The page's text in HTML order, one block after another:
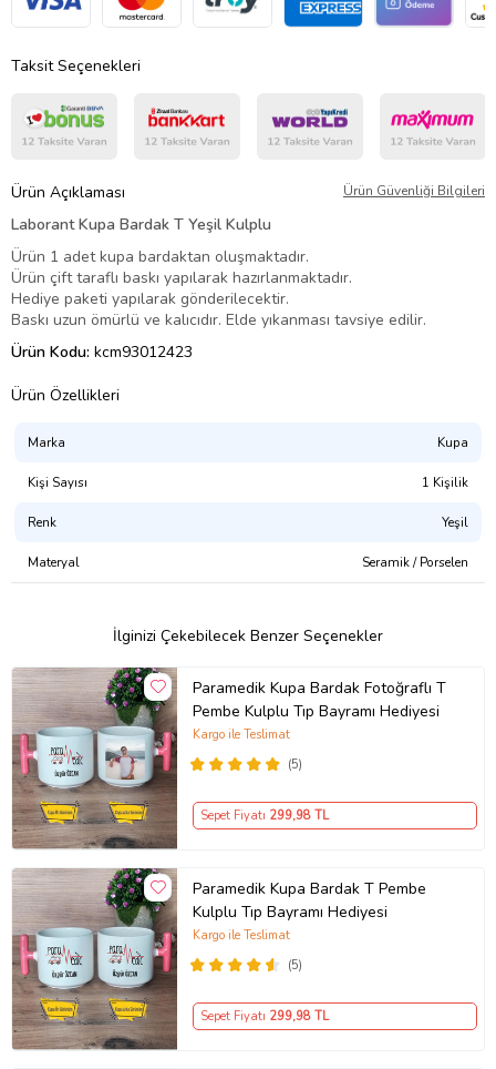
Taksit Seçenekleri
Ürün Açıklaması Ürün Güvenliği Bilgileri
Laborant Kupa Bardak T Yeşil Kulplu
Ürün 1 adet kupa bardaktan oluşmaktadır.
Ürün çift taraflı baskı yapılarak hazırlanmaktadır.
Hediye paketi yapılarak gönderilecektir.
Baskı uzun ömürlü ve kalıcıdır. Elde yıkanması tavsiye edilir.
Ürün Kodu: kcm93012423
Ürün Özellikleri
Marka Kupa
Kişi Sayısı 1 Kişilik
Renk Yeşil
Materyal Seramik / Porselen
İlginizi Çekebilecek Benzer Seçenekler
Paramedik Kupa Bardak Fotoğraflı T
Pembe Kulplu Tıp Bayramı Hediyesi
(5)
Kargo ile Teslimat
Sepet Fiyatı 299,98 TL
Paramedik Kupa Bardak T Pembe
Kulplu Tıp Bayramı Hediyesi
(5)
Kargo ile Teslimat
Sepet Fiyatı 299,98 TL